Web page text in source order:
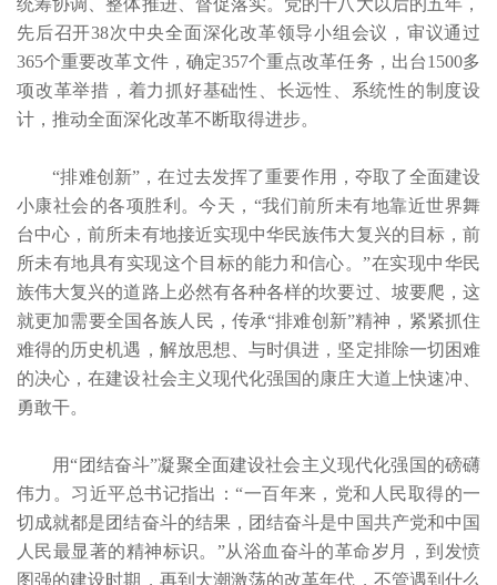
统筹协调、整体推进、督促落实。党的十八大以后的五年，
先后召开38次中央全面深化改革领导小组会议，审议通过
365个重要改革文件，确定357个重点改革任务，出台1500多
项改革举措，着力抓好基础性、长远性、系统性的制度设
计，推动全面深化改革不断取得进步。
“排难创新”，在过去发挥了重要作用，夺取了全面建设
小康社会的各项胜利。今天，“我们前所未有地靠近世界舞
台中心，前所未有地接近实现中华民族伟大复兴的目标，前
所未有地具有实现这个目标的能力和信心。”在实现中华民
族伟大复兴的道路上必然有各种各样的坎要过、坡要爬，这
就更加需要全国各族人民，传承“排难创新”精神，紧紧抓住
难得的历史机遇，解放思想、与时俱进，坚定排除一切困难
的决心，在建设社会主义现代化强国的康庄大道上快速冲、
勇敢干。
用“团结奋斗”凝聚全面建设社会主义现代化强国的磅礴
伟力。习近平总书记指出：“一百年来，党和人民取得的一
切成就都是团结奋斗的结果，团结奋斗是中国共产党和中国
人民最显著的精神标识。”从浴血奋斗的革命岁月，到发愤
图强的建设时期，再到大潮激荡的改革年代，不管遇到什么